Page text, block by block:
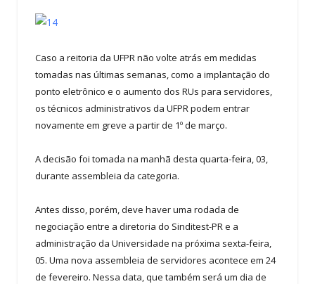
Caso a reitoria da UFPR não volte atrás em medidas
tomadas nas últimas semanas, como a implantação do
ponto eletrônico e o aumento dos RUs para servidores,
os técnicos administrativos da UFPR podem entrar
novamente em greve a partir de 1º de março.
A decisão foi tomada na manhã desta quarta-feira, 03,
durante assembleia da categoria.
Antes disso, porém, deve haver uma rodada de
negociação entre a diretoria do Sinditest-PR e a
administração da Universidade na próxima sexta-feira,
05. Uma nova assembleia de servidores acontece em 24
de fevereiro. Nessa data, que também será um dia de